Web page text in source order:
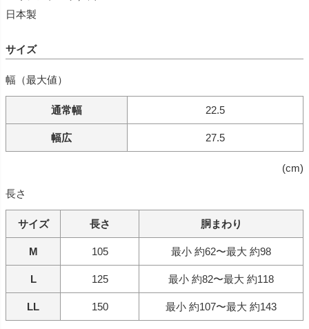
日本製
サイズ
幅（最大値）
通常幅 22.5
幅広 27.5
(cm)
長さ
サイズ 長さ 胴まわり
M 105 最小 約62〜最大 約98
L 125 最小 約82〜最大 約118
LL 150 最小 約107〜最大 約143